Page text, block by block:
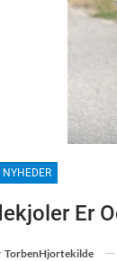
NYHEDER
Er
TorbenHjortekilde